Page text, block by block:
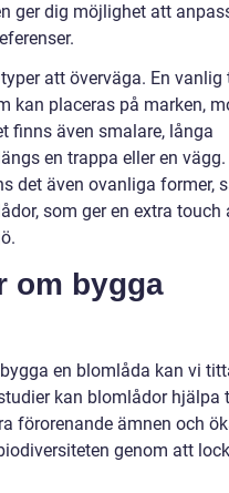
ger dig möjlighet att
att överväga. En vanlig
kan placeras på marken,
finns även smalare, långa
en trappa eller en vägg.
det även ovanliga former,
som ger en extra touch
om bygga
en blomlåda kan vi
kan blomlådor hjälpa
förorenande ämnen och
genom att